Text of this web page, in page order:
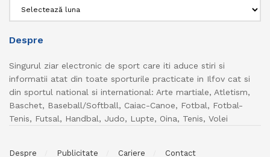
Despre
Singurul ziar electronic de sport care iti aduce stiri si
informatii atat din toate sporturile practicate in Ilfov cat si
din sportul national si international: Arte martiale, Atletism,
Baschet, Baseball/Softball, Caiac-Canoe, Fotbal, Fotbal-
Tenis, Futsal, Handbal, Judo, Lupte, Oina, Tenis, Volei
Despre Publicitate Cariere Contact